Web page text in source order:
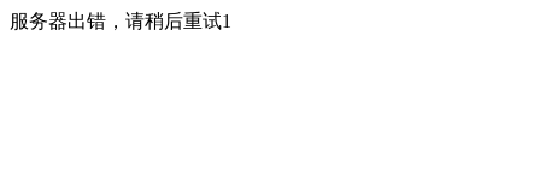
服务器出错，请稍后重试1